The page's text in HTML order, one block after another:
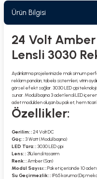
Ürün Bilgisi
24 Volt Amber
Lensli 3030
Aydınlatma projelerinizde maksimum
reklam panoları, tabela sistemleri, vitrin
görsel efekt sağlar. 3030 LED çipi
sunar. Modül başına 3 adet lensli LED içeren
adet modülden oluşan bu paket, hem
Özellikler:
Gerilim: :24 Volt DC
Güç: :3 Watt (Modül başına)
LED Türü: :3030 LED çipi
Lens: :3'lü lensli tasarım
Renk: :Amber (Sarı)
Modül Sayısı: :Paket içerisinde 10 adet
Su Geçirmezlik: : IP65 koruma (Dış